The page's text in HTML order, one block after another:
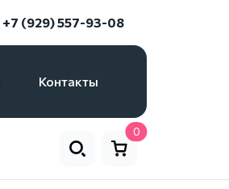
+7 (929) 557-93-08
Контакты
0